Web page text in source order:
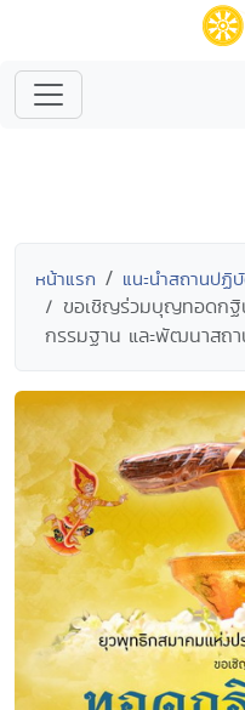
หน้าแรก แนะนำสถานปฏิ
ขอเชิญร่วมบุญทอดกฐิ
กรรมฐาน และพัฒนาสถ